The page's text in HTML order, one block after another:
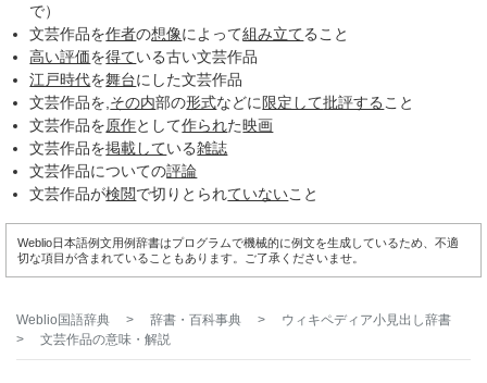
で）
文芸作品を作者の想像によって組み立てること
高い評価を得ている古い文芸作品
江戸時代を舞台にした文芸作品
文芸作品を, その内部の形式などに 限定して批評する こと
文芸作品を原作として作られた映画
文芸作品を掲載している雑誌
文芸作品についての評論
文芸作品が検閲で切りとられていないこと
Weblio日本語例文用例辞書はプログラムで機械的に例文を生成しているため、不適
切な項目が含まれていることもあります。ご了承くださいませ。
Weblio国語辞典 > 辞書・百科事典 >
ウィキペディア小見出し辞書
>
文芸作品の意味・解説